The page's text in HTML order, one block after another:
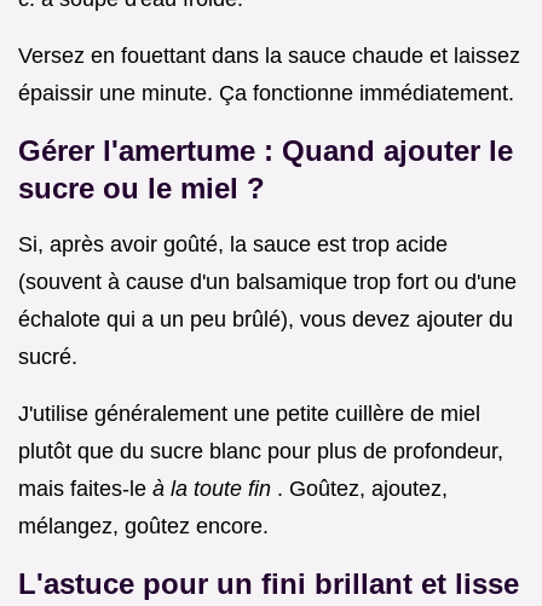
Versez en fouettant dans la sauce chaude et laissez
épaissir une minute. Ça fonctionne immédiatement.
Gérer l'amertume : Quand ajouter le
sucre ou le miel ?
Si, après avoir goûté, la sauce est trop acide
(souvent à cause d'un balsamique trop fort ou d'une
échalote qui a un peu brûlé), vous devez ajouter du
sucré.
J'utilise généralement une petite cuillère de miel
plutôt que du sucre blanc pour plus de profondeur,
mais faites-le à la toute fin . Goûtez, ajoutez,
mélangez, goûtez encore.
L'astuce pour un fini brillant et lisse